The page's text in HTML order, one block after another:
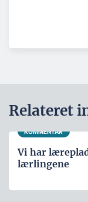
Relateret
KOMMENTAR
Vi har
lærlingene